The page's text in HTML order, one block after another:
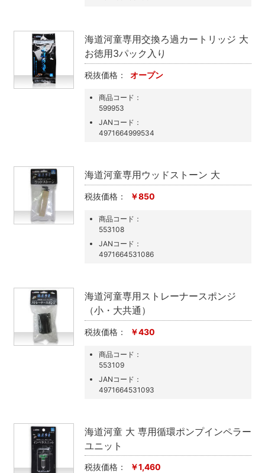
海道河童専用交換ろ過カートリッジ 大
お徳用3パック入り
税抜価格： オープン
商品コード：
599953
JANコード：
4971664999534
海道河童専用ウッドストーン 大
税抜価格： ￥850
商品コード：
553108
JANコード：
4971664531086
海道河童専用ストレーナースポンジ
（小・大共通）
税抜価格： ￥430
商品コード：
553109
JANコード：
4971664531093
海道河童 大 専用循環ポンプインペラー
ユニット
税抜価格： ￥1,460